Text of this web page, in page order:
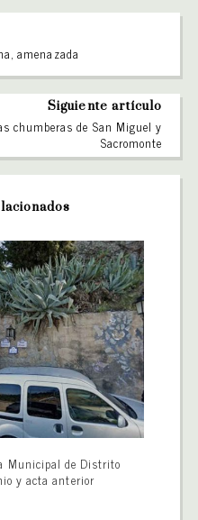
amenazada
Siguiente artículo
chumberas de San Miguel y
Sacromonte
Municipal de Distrito
y acta anterior